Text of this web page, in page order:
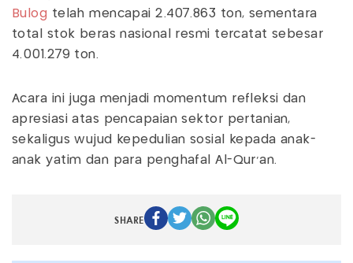
Bulog telah mencapai 2.407.863 ton, sementara
total stok beras nasional resmi tercatat sebesar
4.001.279 ton.
Acara ini juga menjadi momentum refleksi dan
apresiasi atas pencapaian sektor pertanian,
sekaligus wujud kepedulian sosial kepada anak-
anak yatim dan para penghafal Al-Qur’an.
SHARE